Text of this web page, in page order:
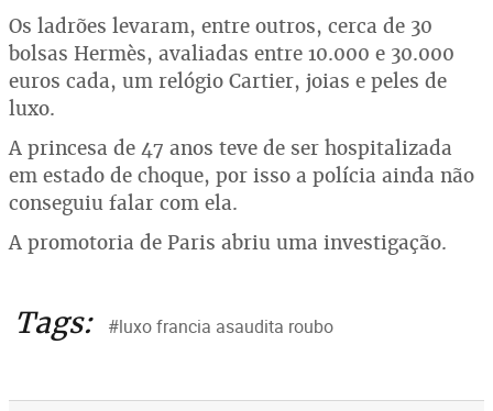
Os ladrões levaram, entre outros, cerca de 30
bolsas Hermès, avaliadas entre 10.000 e 30.000
euros cada, um relógio Cartier, joias e peles de
luxo.
A princesa de 47 anos teve de ser hospitalizada
em estado de choque, por isso a polícia ainda não
conseguiu falar com ela.
A promotoria de Paris abriu uma investigação.
Tags: #luxo francia asaudita roubo